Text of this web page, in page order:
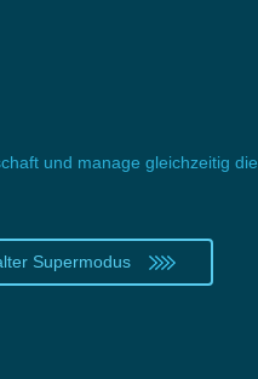
und manage gleichzeitig die
Supermodus